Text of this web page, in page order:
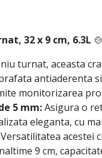
32 x 9 cm, 6.3L
turnat, aceasta
antiaderenta
monitorizarea
5 mm:Asigura o
eleganta, cu
Versatilitatea acestei
9 cm,